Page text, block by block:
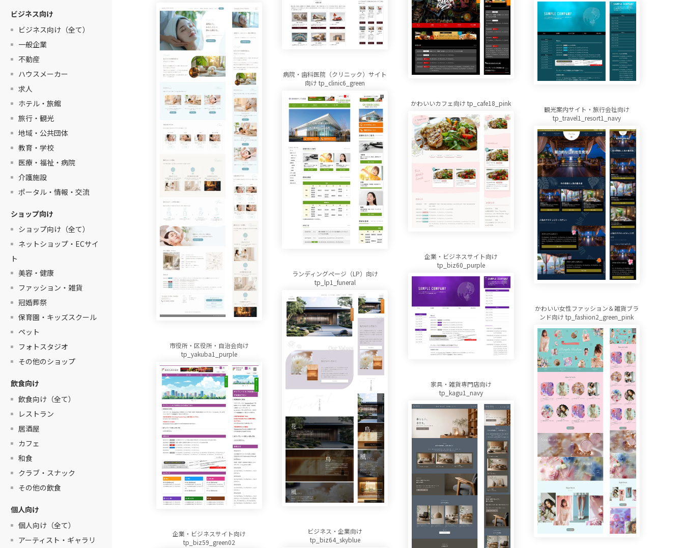
病院・歯科医院（クリニック）サイト
向け tp_clinic6_green
かわいいカフェ向け tp_cafe18_pink
観光案内サイト・旅行会社向け
tp_travel1_resort1_navy
企業・ビジネスサイト向け
tp_biz60_purple
ランディングページ（LP）向け
tp_lp1_funeral
かわいい女性ファッション＆雑貨ブラ
ンド向け tp_fashion2_green_pink
市役所・区役所・自治会向け
tp_yakuba1_purple
家具・雑貨専門店向け
tp_kagu1_navy
ビジネス・企業向け
tp_biz64_skyblue
企業・ビジネスサイト向け
tp_biz59_green02
ビジネス向け
ビジネス向け（全て）
一般企業
不動産
ハウスメーカー
求人
ホテル・旅館
旅行・観光
地域・公共団体
教育・学校
医療・福祉・病院
介護施設
ポータル・情報・交流
ショップ向け
ショップ向け（全て）
ネットショップ・ECサイ
ト
美容・健康
ファッション・雑貨
冠婚葬祭
保育園・キッズスクール
ペット
フォトスタジオ
その他のショップ
飲食向け
飲食向け（全て）
レストラン
居酒屋
カフェ
和食
クラブ・スナック
その他の飲食
個人向け
個人向け（全て）
アーティスト・ギャラリ